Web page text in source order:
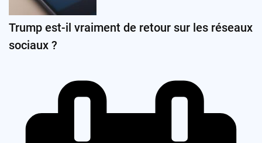
Trump est-il vraiment de retour sur les réseaux
sociaux ?